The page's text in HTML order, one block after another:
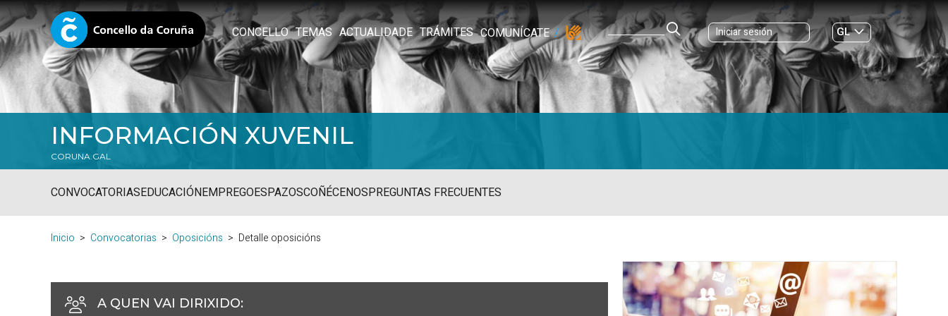
CONCELLO TEMAS ACTUALIDADE TRÁMITES COMUNÍCATE Iniciar sesión
GL
ES|
INFORMACIÓN XUVENIL
CORUNA.GAL
CONVOCATORIASEDUCACIÓNEMPREGOESPAZOSCOÑÉCENOSPREGUNTAS FRECUENTES
Inicio Convocatorias Oposicións Detalle oposicións
A QUEN VAI DIRIXIDO: